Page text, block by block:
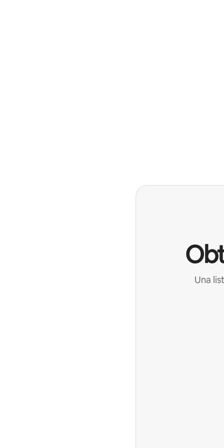
Una